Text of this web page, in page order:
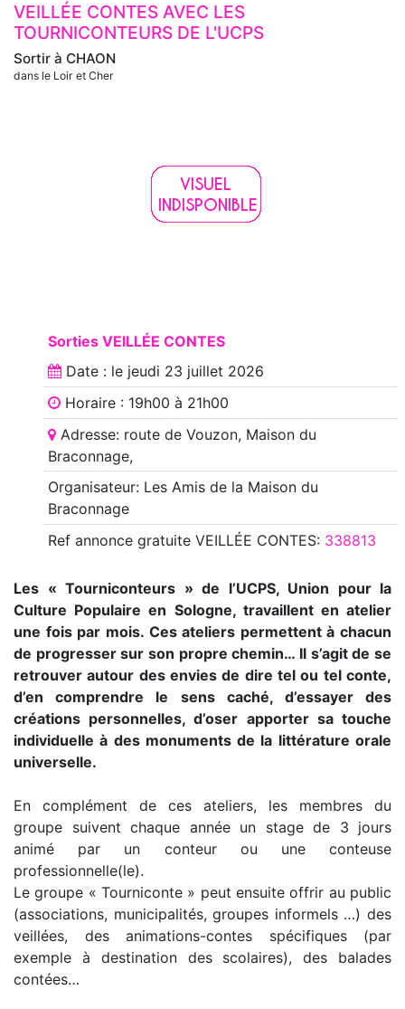
Sortir à CHAON
dans le Loir et Cher
VEILLÉE CONTES AVEC LES
TOURNICONTEURS DE L'UCPS
Sorties VEILLÉE CONTES
Date : le jeudi 23 juillet 2026
Horaire : 19h00 à 21h00
Adresse: route de Vouzon, Maison du
Braconnage,
Organisateur: Les Amis de la Maison du
Braconnage
Ref annoncegratuite VEILLÉE CONTES: 338813
Les « Tourniconteurs » de l’UCPS, Union pour la
Culture Populaire en Sologne, travaillent en atelier
une fois par mois. Ces ateliers permettent à chacun
de progresser sur son propre chemin… Il s’agit de se
retrouver autour des envies de dire tel ou tel conte,
d’en comprendre le sens caché, d’essayer des
créations personnelles, d’oser apporter sa touche
individuelle à des monuments de la littérature orale
universelle.
En complément de ces ateliers, les membres du
groupe suivent chaque année un stage de 3 jours
animé par un conteur ou une conteuse
professionnelle(le).
Le groupe « Tourniconte » peut ensuite offrir au public
(associations, municipalités, groupes informels …) des
veillées, des animations-contes spécifiques (par
exemple à destination des scolaires), des balades
contées…